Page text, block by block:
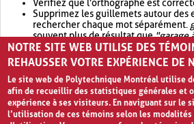
Vérifiez que l'orthographe est
Supprimez les guillemets autour des
rechercher chaque mot séparément.
souvent plus de résultat que"garage
Envisagez d'élargir votre recherche
retournera souvent plus de résultat
NOTRE SITE WEB UTILISE DES
REHAUSSER VOTRE EXPÉRIENCE DE
Le site web de Polytechnique Montréal utilise
afin de recueillir des statistiques générales et
expérience à ses visiteurs. En naviguant sur le
l’utilisation de ces témoins selon les